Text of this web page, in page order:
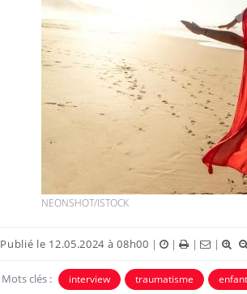
NEONSHOT/ISTOCK
Publié le 12.05.2024 à 08h00 | | | |
Mots clés : interview traumatisme
Toujours connectés :
comment le travail
empiète de plus en plus
sur nos soirées
Cancer colorectal : une
stratégie simple aurait
il dans le sud de la France ?